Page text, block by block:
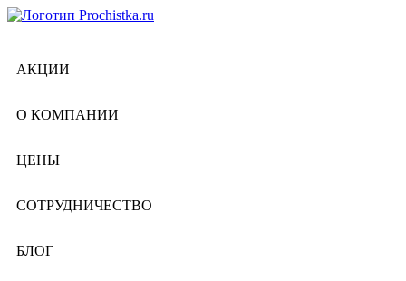
АКЦИИ
О КОМПАНИИ
ЦЕНЫ
СОТРУДНИЧЕСТВО
БЛОГ